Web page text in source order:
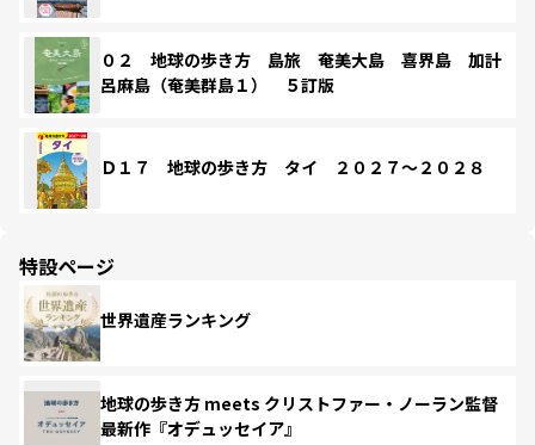
０２ 地球の歩き方 島旅 奄美大島 喜界島 加計
呂麻島（奄美群島１） ５訂版
Ｄ１７ 地球の歩き方 タイ ２０２７～２０２８
特設ページ
世界遺産ランキング
地球の歩き方 meets クリストファー・ノーラン監督
最新作『オデュッセイア』